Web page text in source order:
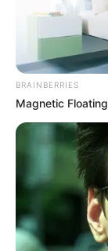
BRAINBERRIES
Magnetic